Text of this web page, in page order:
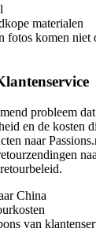
materialen
fotos komen niet
probleem
en de kosten
naar
China
van